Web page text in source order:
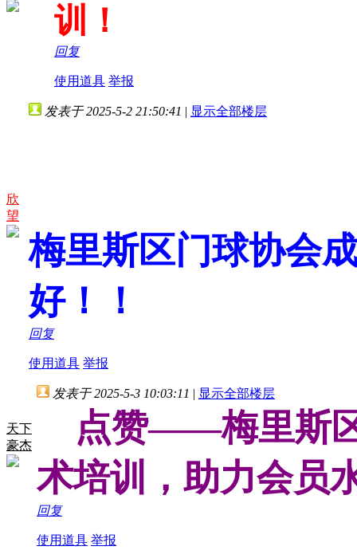
训！
回复
使用道具 举报
欣
望
发表于 2025-5-2 21:50:41 | 显示全部楼层
梅里斯区门球协会
好！！
回复
使用道具 举报
天下
豪杰
发表于 2025-5-3 10:03:11 | 显示全部楼层
点赞——梅里斯区
术培训，助力会员
回复
使用道具 举报